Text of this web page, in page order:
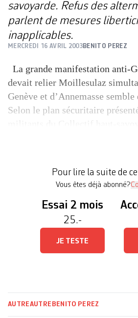
savoyarde. Refus des
parlent de mesures
inapplicables.
MERCREDI 16 AVRIL 2003BENITO PEREZ
La grande manifestation anti-
devait relier Moillesulaz
Genève et d’Annemasse
Selon le plan sécuritaire
préférant parquer […]
Pour lire la suite de
Vous êtes déjà abonné?
Essai 2 mois
25.-
JE TESTE
AUTREAUTRE BENITO PEREZ